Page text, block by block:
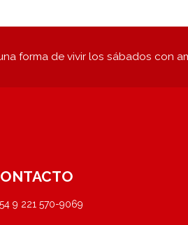
forma de vivir los sábados con
9 221 570-9069